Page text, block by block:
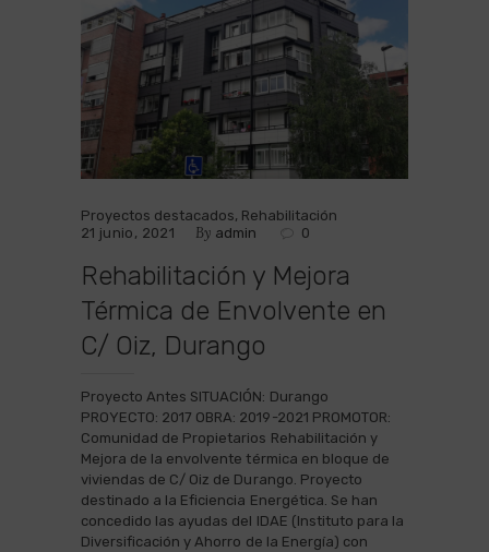
Proyectos destacados, Rehabilitación
21 junio, 2021
By admin 0
Rehabilitación y Mejora
Térmica de Envolvente en
C/ Oiz, Durango
Proyecto Antes SITUACIÓN: Durango
PROYECTO: 2017 OBRA: 2019-2021 PROMOTOR:
Comunidad de Propietarios Rehabilitación y
Mejora de la envolvente térmica en bloque de
viviendas de C/ Oiz de Durango. Proyecto
destinado a la Eficiencia Energética. Se han
concedido las ayudas del IDAE (Instituto para la
Diversificación y Ahorro de la Energía) con